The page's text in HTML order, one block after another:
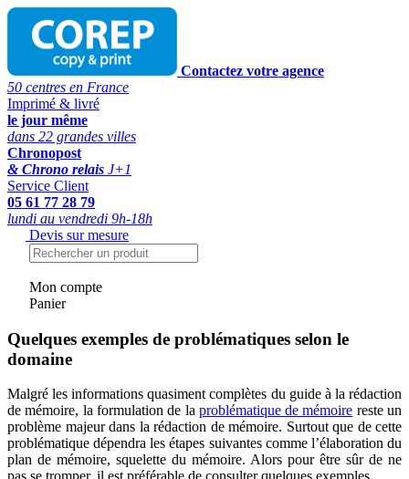
Contactez votre agence
50 centres en France
Imprimé & livré
le jour même
dans 22 grandes villes
Chronopost
& Chrono relais J+1
Service Client
05 61 77 28 79
lundi au vendredi 9h-18h
Devis sur mesure
Mon compte
Panier
Quelques exemples de problématiques selon le
domaine
Malgré les informations quasiment complètes du guide à la rédaction
de mémoire, la formulation de la problématique de mémoire reste un
problème majeur dans la rédaction de mémoire. Surtout que de cette
problématique dépendra les étapes suivantes comme l’élaboration du
plan de mémoire, squelette du mémoire. Alors pour être sûr de ne